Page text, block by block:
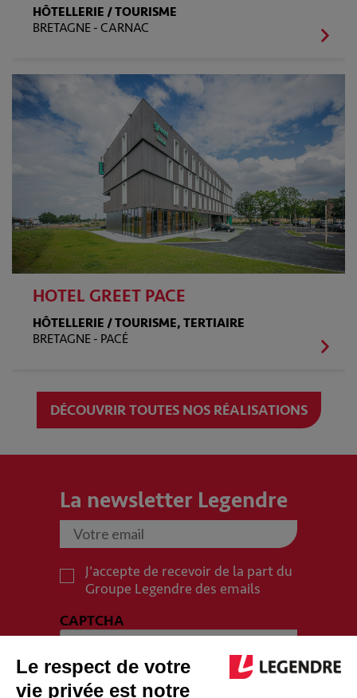
HÔTELLERIE / TOURISME
BRETAGNE - CARNAC
HOTEL GREET PACE
HÔTELLERIE / TOURISME, TERTIAIRE
BRETAGNE - PACÉ
DÉCOUVRIR TOUTES NOS RÉALISATIONS
La newsletter Legendre
J'accepte de recevoir de la part du
Groupe Legendre des emails
CAPTCHA